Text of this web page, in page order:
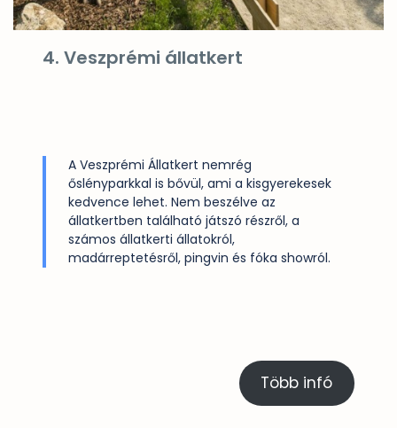
4. Veszprémi állatkert
A Veszprémi Állatkert nemrég
őslényparkkal is bővül, ami a kisgyerekesek
kedvence lehet. Nem beszélve az
állatkertben található játszó részről, a
számos állatkerti állatokról,
madárreptetésről, pingvin és fóka showról.
Több infó